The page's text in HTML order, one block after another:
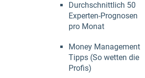
Durchschnittlich 50
Experten-Prognosen
pro Monat
Money Management
Tipps (So wetten die
Profis)